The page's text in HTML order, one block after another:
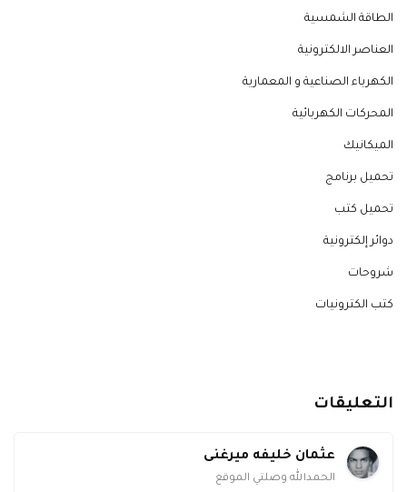
الطاقة الشمسية
العناصر الالكترونية
الكهرباء الصناعية و المعمارية
المحركات الكهربائية
الميكانيك
تحميل برنامج
تحميل كتب
دوائر إلكترونية
شروحات
كتب الكترونيات
التعليقات
عثمان خليفه ميرغنى
الحمدالله وصلتي الموقع